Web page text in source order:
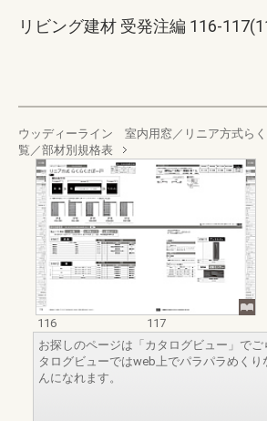
リビング建材 受発注編 116-
ウッディーライン 室内用窓／リニア方式ら
覧／部材別規格表
116
117
お探しのページは「カタログビュー」で
タログビューではweb上でパラパラめくり
んになれます。